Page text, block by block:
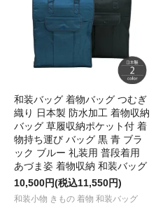
和装バッグ 着物バッグ つむぎ
織り 日本製 防水加工 着物収納
バッグ 草履収納ポケット付 着
物持ち運び バッグ 黒 青 ブラ
ック ブルー 礼装用 普段着用
あづま姿 着物収納 和装バッグ
10,500円(税込11,550円)
和装小物 きもの 着物 和装バッグ